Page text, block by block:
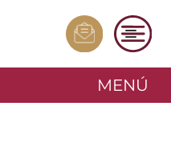
MENÚ